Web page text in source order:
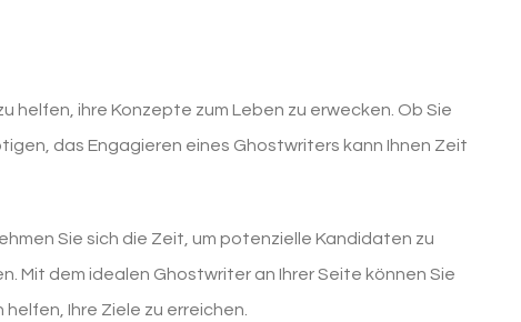
ihre Konzepte zum Leben zu erwecken. Ob Sie
das Engagieren eines Ghostwriters kann Ihnen Zeit
Sie sich die Zeit, um potenzielle Kandidaten zu
Mit dem idealen Ghostwriter an Ihrer Seite können Sie
Ihre Ziele zu erreichen.